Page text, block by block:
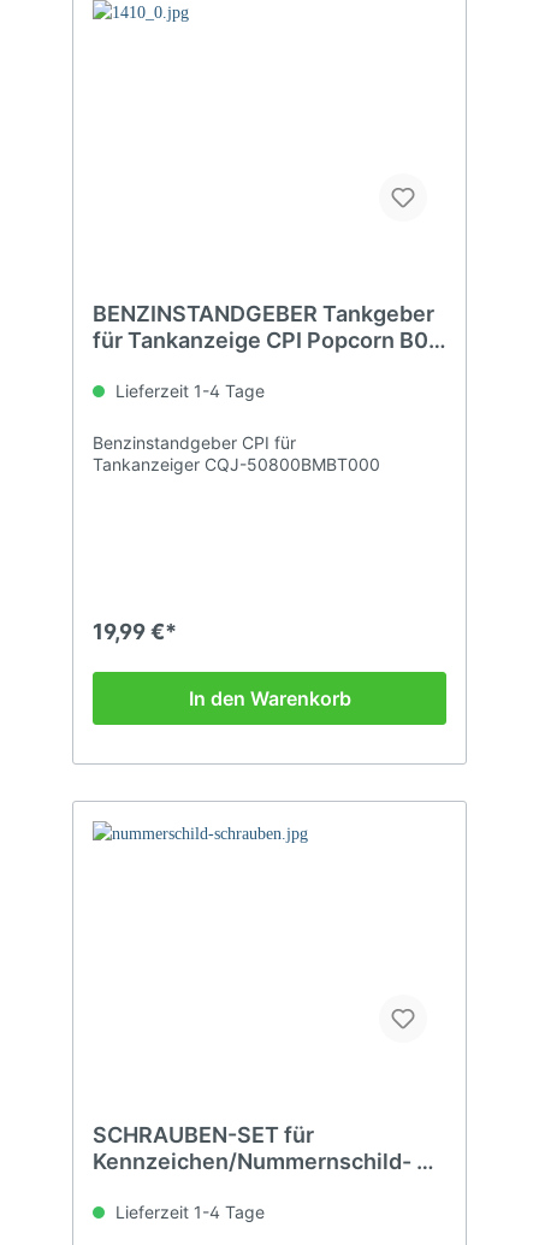
BENZINSTANDGEBER Tankgeber
für Tankanzeige CPI Popcorn B05
GE Cracker
Lieferzeit 1-4 Tage
Benzinstandgeber CPI für
Tankanzeiger CQJ-50800BMBT000
19,99 €*
In den Warenkorb
SCHRAUBEN-SET für
Kennzeichen/Nummernschild- M
Lieferzeit 1-4 Tage